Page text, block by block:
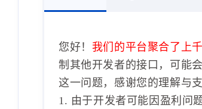
您好！ 我们的平台聚合了上
制其他开发者的接口，可能
这一问题，感谢您的理解与支
1. 由于开发者可能因盈利问